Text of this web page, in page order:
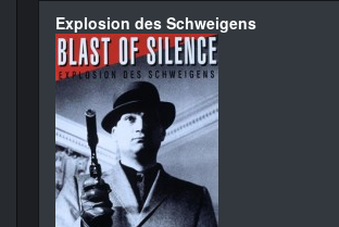
Explosion des Schweigens